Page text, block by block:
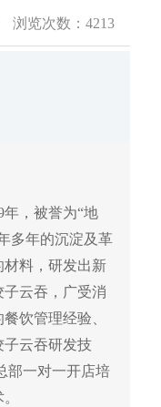
浏览次数： 4213
年，被誉为“地
多年的沉淀及革
材料，研发出新
云吞，广受消
饮管理经验、
子云吞研发技
部一对一开店培